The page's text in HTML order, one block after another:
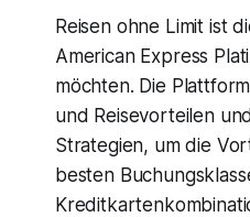
Reisen ohne Limit ist
American Express
möchten. Die
und Reisevorteilen
Strategien, um die
besten